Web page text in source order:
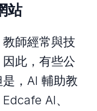
站
師經常與技
此，有些公
，AI 輔助教
AI、